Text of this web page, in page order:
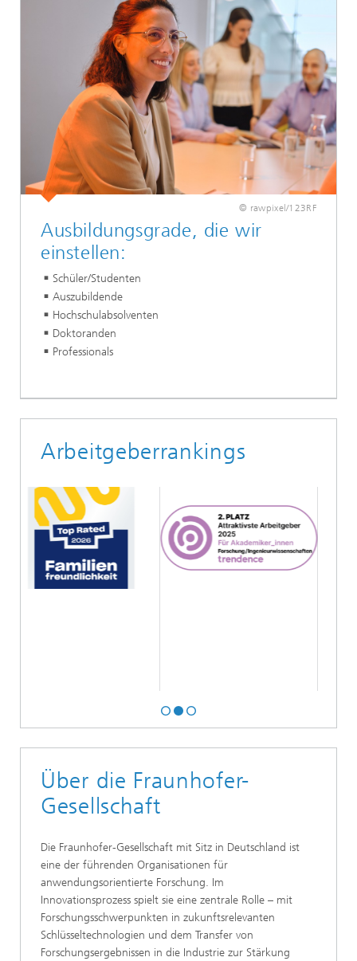
© rawpixel/123RF
Ausbildungsgrade, die wir
einstellen:
Schüler/Studenten
Auszubildende
Hochschulabsolventen
Doktoranden
Professionals
Arbeitgeberrankings
Über die Fraunhofer-
Gesellschaft
Die Fraunhofer-Gesellschaft mit Sitz in Deutschland ist
eine der führenden Organisationen für
anwendungsorientierte Forschung. Im
Innovationsprozess spielt sie eine zentrale Rolle – mit
Forschungsschwerpunkten in zukunftsrelevanten
Schlüsseltechnologien und dem Transfer von
Forschungsergebnissen in die Industrie zur Stärkung